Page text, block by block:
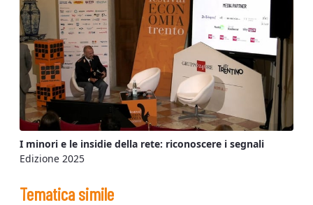
I minori e le insidie della rete: riconoscere i segnali
Edizione 2025
Tematica simile